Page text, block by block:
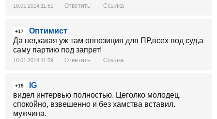
18.01.2014 11:51 Ответить Ссылка
+17
Оптимист
Да нет,какая уж там оппозиция для ПР,всех под суд,а
саму партию под запрет!
18.01.2014 11:59 Ответить Ссылка
+15
IG
видел интервью полностью. Цеголко молодец.
спокойно, взвешенно и без хамства вставил.
мужчина.